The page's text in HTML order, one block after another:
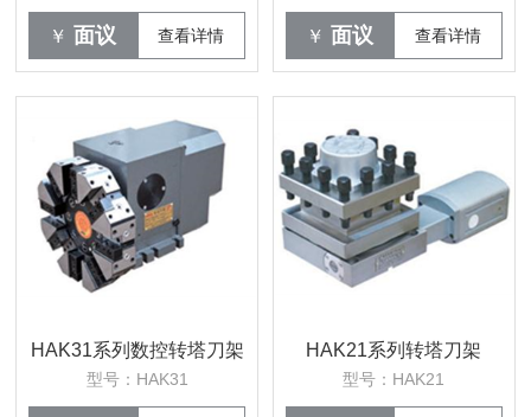
￥ 面议 查看详情 ￥ 面议 查看详情
HAK31系列数控转塔刀架
型号：HAK31
HAK21系列转塔刀架
型号：HAK21